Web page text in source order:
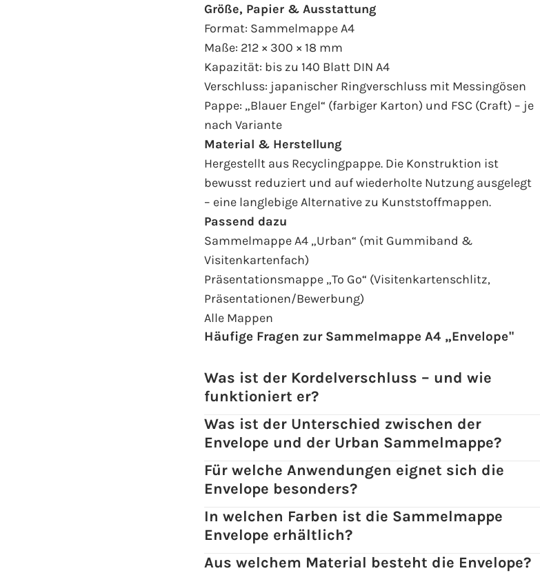
Größe, Papier & Ausstattung
Format: Sammelmappe A4
Maße: 212 × 300 × 18 mm
Kapazität: bis zu 140 Blatt DIN A4
Verschluss: japanischer Ringverschluss mit Messingösen
Pappe: „Blauer Engel“ (farbiger Karton) und FSC (Craft) – je
nach Variante
Material & Herstellung
Hergestellt aus Recyclingpappe. Die Konstruktion ist
bewusst reduziert und auf wiederholte Nutzung ausgelegt
– eine langlebige Alternative zu Kunststoffmappen.
Passend dazu
Sammelmappe A4 „Urban“ (mit Gummiband &
Visitenkartenfach)
Präsentationsmappe „To Go“ (Visitenkartenschlitz,
Präsentationen/Bewerbung)
Alle Mappen
Häufige Fragen zur Sammelmappe A4 „Envelope"
Was ist der Kordelverschluss – und wie
funktioniert er?
Was ist der Unterschied zwischen der
Envelope und der Urban Sammelmappe?
Für welche Anwendungen eignet sich die
Envelope besonders?
In welchen Farben ist die Sammelmappe
Envelope erhältlich?
Aus welchem Material besteht die Envelope?